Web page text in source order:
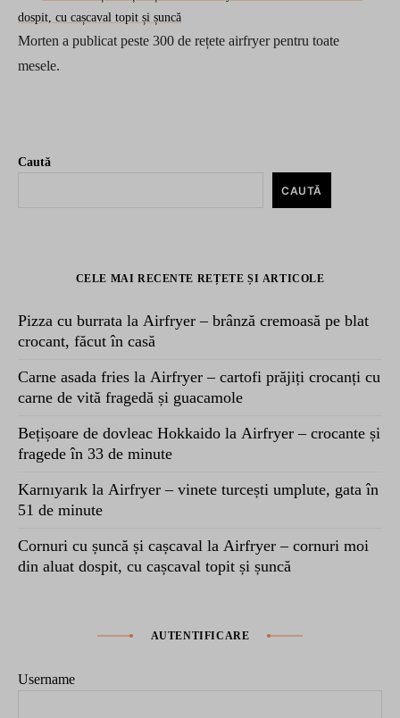
dospit, cu cașcaval topit și șuncă
Morten a publicat peste 300 de rețete airfryer pentru toate
mesele.
Caută
CAUTĂ
CELE MAI RECENTE REȚETE ȘI ARTICOLE
Pizza cu burrata la Airfryer – brânză cremoasă pe blat
crocant, făcut în casă
Carne asada fries la Airfryer – cartofi prăjiți crocanți cu
carne de vită fragedă și guacamole
Bețișoare de dovleac Hokkaido la Airfryer – crocante și
fragede în 33 de minute
Karnıyarık la Airfryer – vinete turcești umplute, gata în
51 de minute
Cornuri cu șuncă și cașcaval la Airfryer – cornuri moi
din aluat dospit, cu cașcaval topit și șuncă
AUTENTIFICARE
Username